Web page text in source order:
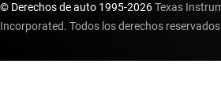
© Derechos de auto 1995-2026Texas
Incorporated. Todos los derechos reservados.